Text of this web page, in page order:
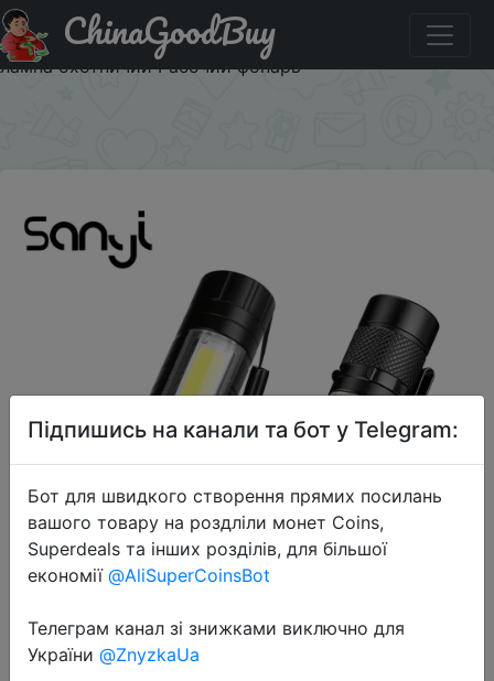
Акція на SANYI 3 режима фонарик от батареи АА 3800
люмен портативный фонарь XPE COB Linternas Кемпинг
лампа охотничий Рабочий фонарь
ChinaGoodBuy
2020-06-20
Підпишись на канали та бот у Telegram:
Бот для швидкого створення прямих посилань
вашого товару на роздліли монет Coins,
Superdeals та інших розділів, для більшої
економії @AliSuperCoinsBot
Телеграм канал зі знижками виключно для
України @ZnyzkaUa